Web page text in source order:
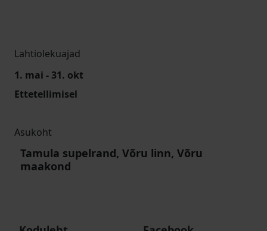
Lahtiolekuajad
1. mai - 31. okt
Ettetellimisel
Asukoht
Tamula supelrand, Võru linn, Võru
maakond